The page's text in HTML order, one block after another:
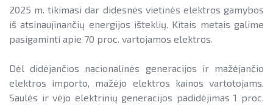
2025 m. tikimasi dar didesnės vietinės elektros gamybos
iš atsinaujinančių energijos išteklių. Kitais metais galime
pasigaminti apie 70 proc. vartojamos elektros.
Dėl didėjančios nacionalinės generacijos ir mažėjančio
elektros importo, mažėjo elektros kainos vartotojams.
Saulės ir vėjo elektrinių generacijos padidėjimas 1 proc.